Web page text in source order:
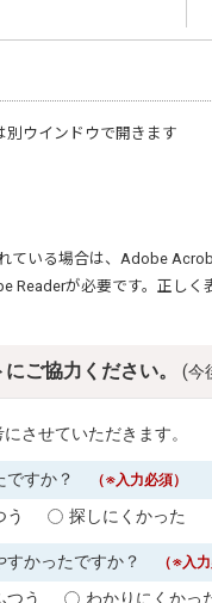
別ウインドウで開きます
ている場合は、 Adobe
Readerが必要です。正しく